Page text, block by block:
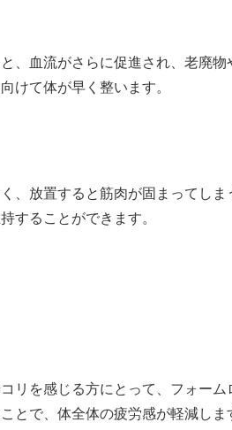
、血流がさらに促進され、老廃
けて体が早く整います。
、放置すると筋肉が固まってし
することができます。
リを感じる方にとって、フォー
とで、体全体の疲労感が軽減しま